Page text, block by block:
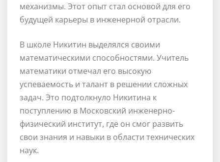
механизмы. Этот опыт стал основой для его
будущей карьеры в инженерной отрасли.
В школе Никитин выделялся своими
математическими способностями. Учитель
математики отмечал его высокую
успеваемость и талант в решении сложных
задач. Это подтолкнуло Никитина к
поступлению в Московский инженерно-
физический институт, где он смог развить
свои знания и навыки в области технических
наук.